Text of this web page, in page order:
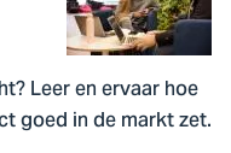
Leer en ervaar hoe
goed in de markt zet.